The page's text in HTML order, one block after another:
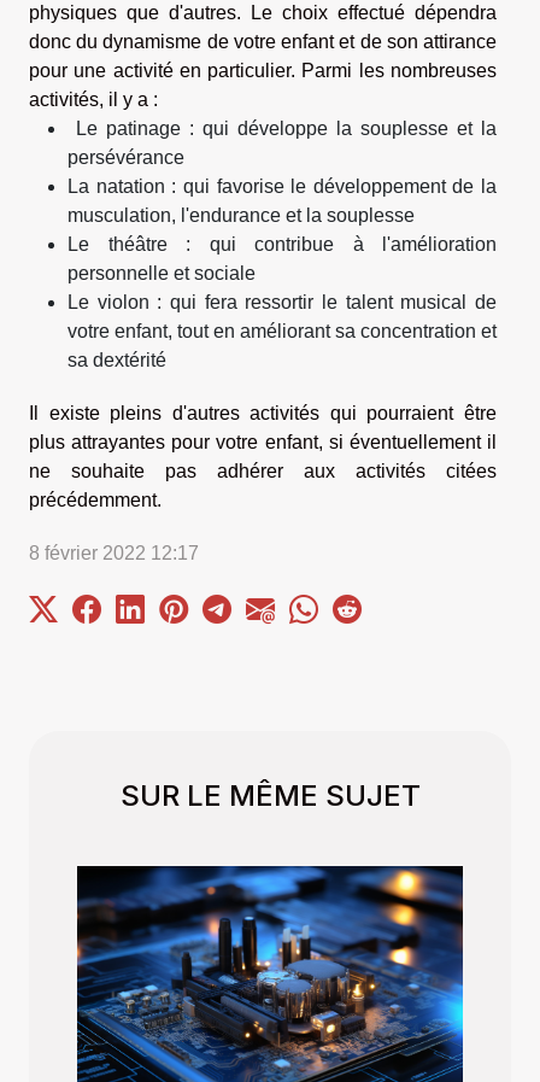
physiques que d'autres. Le choix effectué dépendra
donc du dynamisme de votre enfant et de son attirance
pour une activité en particulier. Parmi les nombreuses
activités, il y a :
Le patinage : qui développe la souplesse et la
persévérance
La natation : qui favorise le développement de la
musculation, l'endurance et la souplesse
Le théâtre : qui contribue à l'amélioration
personnelle et sociale
Le violon : qui fera ressortir le talent musical de
votre enfant, tout en améliorant sa concentration et
sa dextérité
Il existe pleins d'autres activités qui pourraient être
plus attrayantes pour votre enfant, si éventuellement il
ne souhaite pas adhérer aux activités citées
précédemment.
8 février 2022 12:17
SUR LE MÊME SUJET